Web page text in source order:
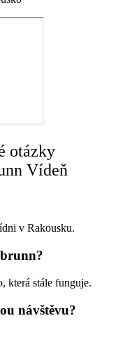
otázky
Vídeň
v Rakousku.
která stále funguje.
návštěvu?